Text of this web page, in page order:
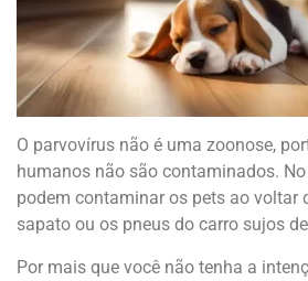
O parvovírus não é uma zoonose,
humanos não são contaminados.
podem contaminar os pets ao voltar
sapato ou os pneus do carro sujos
Por mais que você não tenha a